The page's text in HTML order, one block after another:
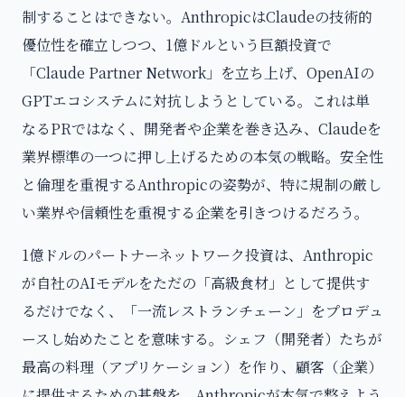
制することはできない。AnthropicはClaudeの技術的
優位性を確立しつつ、1億ドルという巨額投資で
「Claude Partner Network」を立ち上げ、OpenAIの
GPTエコシステムに対抗しようとしている。これは単
なるPRではなく、開発者や企業を巻き込み、Claudeを
業界標準の一つに押し上げるための本気の戦略。安全性
と倫理を重視するAnthropicの姿勢が、特に規制の厳し
い業界や信頼性を重視する企業を引きつけるだろう。
1億ドルのパートナーネットワーク投資は、Anthropic
が自社のAIモデルをただの「高級食材」として提供す
るだけでなく、「一流レストランチェーン」をプロデュ
ースし始めたことを意味する。シェフ（開発者）たちが
最高の料理（アプリケーション）を作り、顧客（企業）